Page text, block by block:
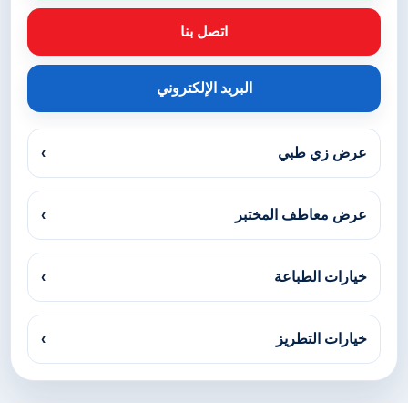
اتصل بنا
البريد الإلكتروني
عرض زي طبي ›
عرض معاطف المختبر ›
خيارات الطباعة ›
خيارات التطريز ›